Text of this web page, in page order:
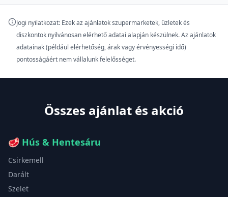
Jogi nyilatkozat: Ezek az ajánlatok szupermarketek, üzletek és
diszkontok nyilvánosan elérhető adatai alapján készülnek. Az ajánlatok
adatainak (például elérhetőség, árak vagy érvényességi idő)
pontosságáért nem vállalunk felelősséget.
Összes ajánlat és akció
🥩 Hús & Hentesáru
Csirkemell
Darált
Szelet